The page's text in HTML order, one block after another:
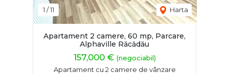
1 /11 Harta
Apartament 2 camere, 60 mp, Parcare,
Alphaville Răcădău
157,000 € (negociabil)
Apartament cu 2 camere de vânzare